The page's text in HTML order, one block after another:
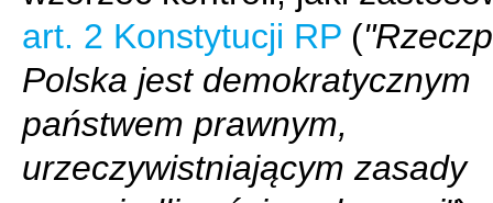
art. 2 Konstytucji RP (
Polska jest demokratycznym
państwem prawnym,
urzeczywistniającym zasady